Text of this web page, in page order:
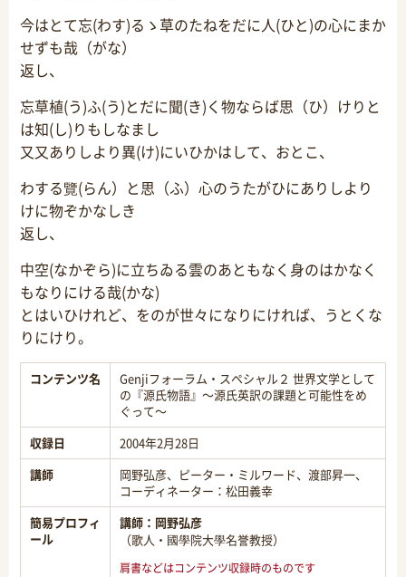
今はとて忘(わす)るゝ草のたねをだに人(ひと)の心にまか
せずも哉（がな）
返し、
忘草植(う)ふ(う)とだに聞(き)く物ならば思（ひ）けりと
は知(し)りもしなまし
又又ありしより異(け)にいひかはして、おとこ、
わする覽(らん）と思（ふ）心のうたがひにありしより
けに物ぞかなしき
返し、
中空(なかぞら)に立ちゐる雲のあともなく身のはかなく
もなりにける哉(かな)
とはいひけれど、をのが世々になりにければ、うとくな
りにけり。
コンテンツ名
Genjiフォーラム・スペシャル２ 世界文学として
の『源氏物語』～源氏英訳の課題と可能性をめ
ぐって～
収録日
2004年2月28日
講師
岡野弘彦、ピーター・ミルワード、渡部昇一、
コーディネーター：松田義幸
簡易プロフィ
ール
講師： 岡野弘彦
（歌人・國學院大學名誉教授）
肩書などはコンテンツ収録時のものです